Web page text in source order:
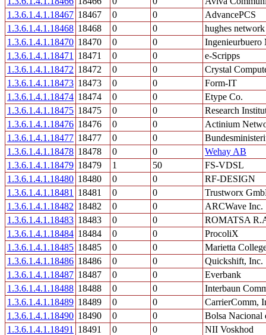
1.3.6.1.4.1.18467 18467 0 0
AdvancePCS
1.3.6.1.4.1.18468 18468 0 0
hughes network
1.3.6.1.4.1.18470 18470 0 0
Ingenieurbuero
1.3.6.1.4.1.18471
18471 0 0
e-Scripps
1.3.6.1.4.1.18472 18472 0 0
Crystal
1.3.6.1.4.1.18473 18473 0 0
Form-IT
1.3.6.1.4.1.18474 18474 0 0
Etype Co.
1.3.6.1.4.1.18475 18475 0 0
Research
1.3.6.1.4.1.18476 18476 0 0
Actinium
1.3.6.1.4.1.18477 18477 0 0
1.3.6.1.4.1.18478 18478 0 0
Wehay AB
1.3.6.1.4.1.18479 18479 1 50
FS-VDSL
1.3.6.1.4.1.18480 18480 0 0
RF-DESIGN
1.3.6.1.4.1.18481
18481 0 0
Trustworx
1.3.6.1.4.1.18482 18482 0 0
ARCWave Inc.
1.3.6.1.4.1.18483 18483 0 0
ROMATSA
1.3.6.1.4.1.18484 18484 0 0
ProcoliX
1.3.6.1.4.1.18485 18485 0 0
Marietta
1.3.6.1.4.1.18486 18486 0 0
Quickshift, Inc.
1.3.6.1.4.1.18487 18487 0 0
Everbank
1.3.6.1.4.1.18488 18488 0 0
Interbaun
1.3.6.1.4.1.18489 18489 0 0
CarrierComm,
1.3.6.1.4.1.18490 18490 0 0
Bolsa Nacional
1.3.6.1.4.1.18491
18491 0 0
NII Voskhod